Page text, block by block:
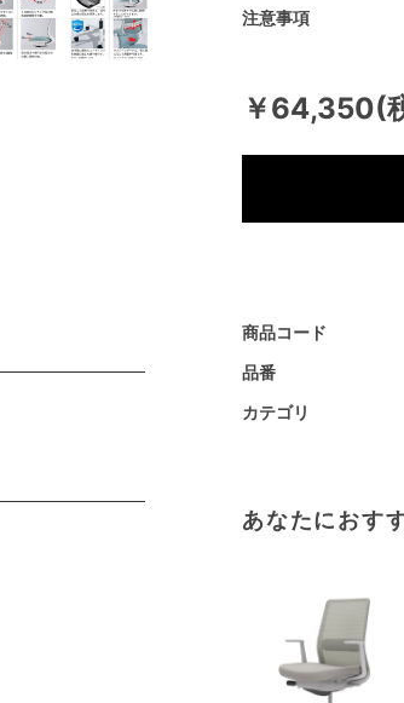
￥64,350(
商品コード
品番
カテゴリ
注意事項
あなたにおす